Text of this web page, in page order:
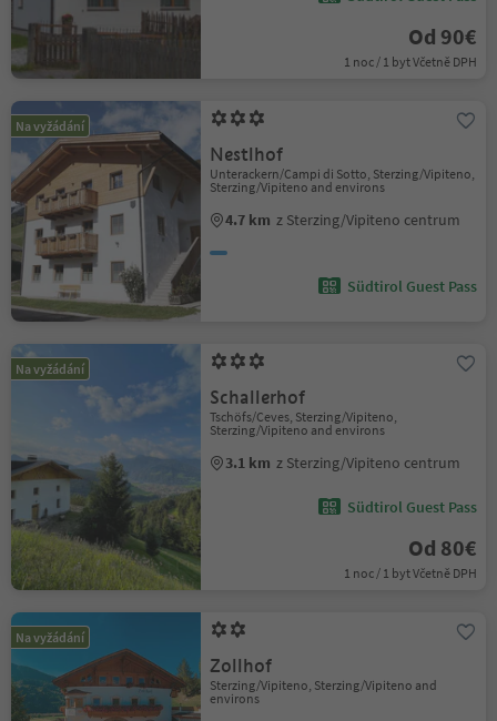
Od 90€
1 noc / 1 byt Včetně DPH
Na vyžádání
Nestlhof
Unterackern/Campi di Sotto, Sterzing/Vipiteno,
Sterzing/Vipiteno and environs
4.7 km z Sterzing/Vipiteno centrum
Südtirol Guest Pass
Na vyžádání
Schallerhof
Tschöfs/Ceves, Sterzing/Vipiteno,
Sterzing/Vipiteno and environs
3.1 km z Sterzing/Vipiteno centrum
Südtirol Guest Pass
Od 80€
1 noc / 1 byt Včetně DPH
Na vyžádání
Zollhof
Sterzing/Vipiteno, Sterzing/Vipiteno and
environs